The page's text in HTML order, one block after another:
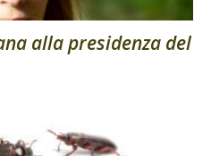
alla presidenza del